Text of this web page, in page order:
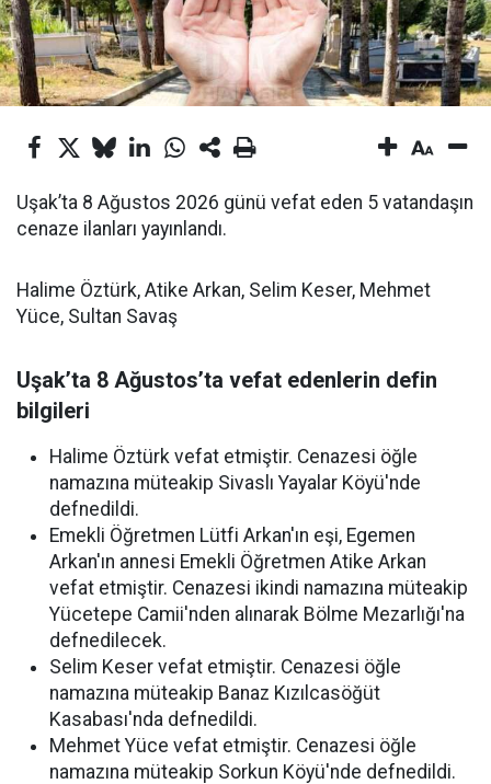
Uşak’ta 8 Ağustos 2026 günü vefat eden 5 vatandaşın
cenaze ilanları yayınlandı.
Halime Öztürk, Atike Arkan, Selim Keser, Mehmet
Yüce, Sultan Savaş
Uşak’ta 8 Ağustos’ta vefat edenlerin defin
bilgileri
Halime Öztürk vefat etmiştir. Cenazesi öğle
namazına müteakip Sivaslı Yayalar Köyü'nde
defnedildi.
Emekli Öğretmen Lütfi Arkan'ın eşi, Egemen
Arkan'ın annesi Emekli Öğretmen Atike Arkan
vefat etmiştir. Cenazesi ikindi namazına müteakip
Yücetepe Camii'nden alınarak Bölme Mezarlığı'na
defnedilecek.
Selim Keser vefat etmiştir. Cenazesi öğle
namazına müteakip Banaz Kızılcasöğüt
Kasabası'nda defnedildi.
Mehmet Yüce vefat etmiştir. Cenazesi öğle
namazına müteakip Sorkun Köyü'nde defnedildi.